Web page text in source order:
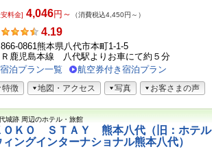
料金] 4,046円～ （消費税込4,450円～）
4.19
0861熊本県八代市本町1-1-5
Ｒ鹿児島本線 八代駅よりお車にて約５分
宿泊プラン一覧
航空券付き宿泊プラン
特徴 地図・アクセス 写真 お客さまの声
城跡 周辺のホテル・旅館
ＯＫＯ ＳＴＡＹ 熊本八代（旧：ホテル
ィングインターナショナル熊本八代）